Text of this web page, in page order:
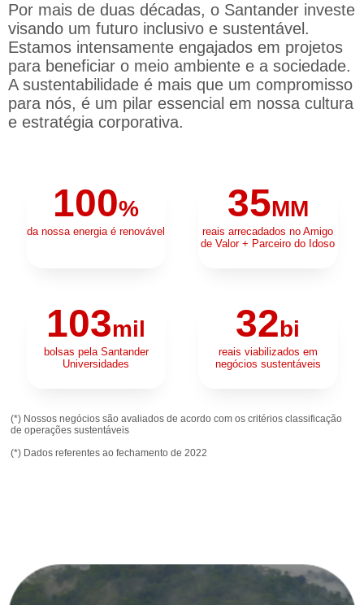
Por mais de duas décadas, o Santander investe
visando um futuro inclusivo e sustentável.
Estamos intensamente engajados em projetos
para beneficiar o meio ambiente e a sociedade.
A sustentabilidade é mais que um compromisso
para nós, é um pilar essencial em nossa cultura
e estratégia corporativa.
100%
da nossa energia é renovável
35MM
reais arrecadados no Amigo
de Valor + Parceiro do Idoso
103mil
bolsas pela Santander
Universidades
32bi
reais viabilizados em
negócios sustentáveis
(*) Nossos negócios são avaliados de acordo com os critérios classificação
de operações sustentáveis
(*) Dados referentes ao fechamento de 2022